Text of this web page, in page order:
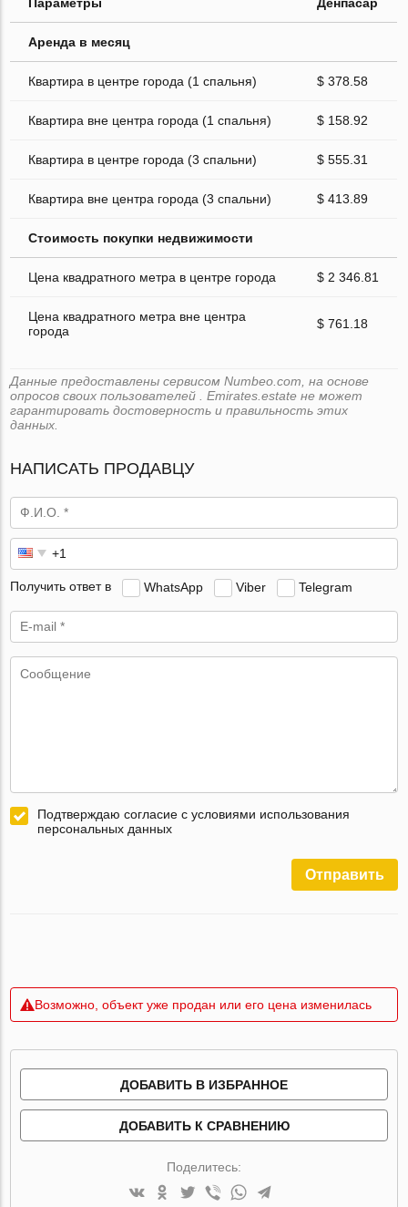
Аренда в месяц
Квартира в центре города (1 спальня) $ 378.58
Квартира вне центра города (1 спальня) $ 158.92
Квартира в центре города (3 спальни) $ 555.31
Квартира вне центра города (3 спальни) $ 413.89
Стоимость покупки недвижимости
Цена квадратного метра в центре города $ 2 346.81
Цена квадратного метра вне центра
города
$ 761.18
Данные предоставлены сервисом Numbeo.com, на основе
опросов своих пользователей . Emirates.estate не может
гарантировать достоверность и правильность этих
данных.
НАПИСАТЬ ПРОДАВЦУ
Получить ответ в WhatsApp Viber Telegram
Подтверждаю согласие с условиями использования
персональных данных
Отправить
Возможно, объект уже продан или его цена изменилась
ДОБАВИТЬ В ИЗБРАННОЕ
ДОБАВИТЬ К СРАВНЕНИЮ
Поделитесь: